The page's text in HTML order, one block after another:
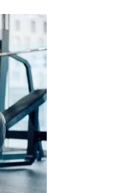
ソナルトレーニング🔥✨